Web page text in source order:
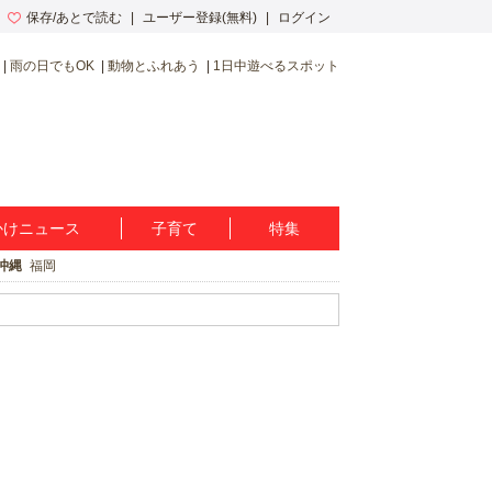
保存/あとで読む ユーザー登録(無料) ログイン
雨の日でもOK 動物とふれあう 1日中遊べるスポット
ニュース 子育て 特集
縄 福岡